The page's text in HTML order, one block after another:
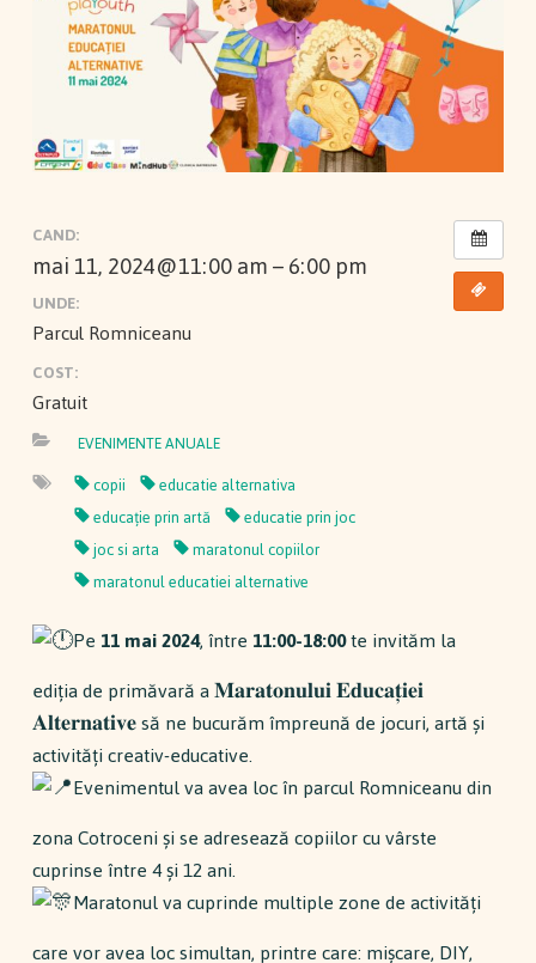
CAND:
mai 11, 2024@11:00 am – 6:00 pm
UNDE:
Parcul Romniceanu
COST:
Gratuit
EVENIMENTE ANUALE
copii
educatie alternativa
educație prin artă
educatie prin joc
joc si arta
maratonul copiilor
maratonul educatiei alternative
Pe11 mai 2024, între11:00-18:00te invităm la
ediția de primăvară a 𝐌𝐚𝐫𝐚𝐭𝐨𝐧𝐮𝐥𝐮𝐢 𝐄𝐝𝐮𝐜𝐚𝐭̦𝐢𝐞𝐢
𝐀𝐥𝐭𝐞𝐫𝐧𝐚𝐭𝐢𝐯𝐞 să ne bucurăm împreună de jocuri, artă și
activități creativ-educative.
Evenimentul va avea loc în parcul Romniceanu din
zona Cotroceni și se adresează copiilor cu vârste
cuprinse între 4 și 12 ani.
Maratonul va cuprinde multiple zone de activități
care vor avea loc simultan, printre care: mișcare, DIY,